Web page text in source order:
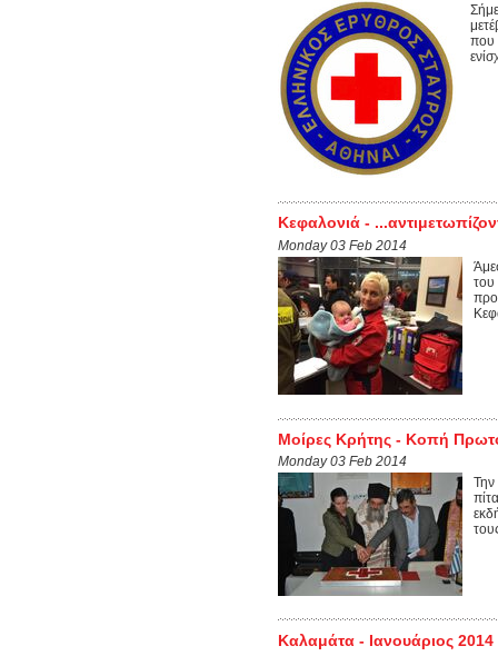
που
Κεφαλονιά -
Monday 03 Feb 2014
του
Μοίρες Κρήτης - Κοπή
Monday 03 Feb 2014
Την
Καλαμάτα - Ιανουάριος 2014